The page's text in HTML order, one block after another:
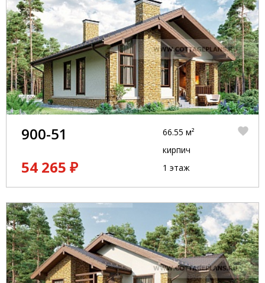
900-51
54 265 ₽
66.55 м²
кирпич
1 этаж